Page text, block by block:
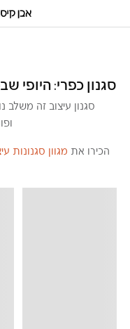
סגנון כפרי: היופי
סגנון עיצוב זה
הכירו את מגוון סגנונות